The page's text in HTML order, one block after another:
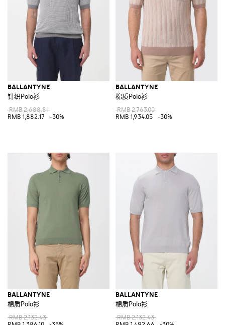
BALLANTYNE
针织Polo衫
RMB 2,688.81
RMB 1,882.17
-30%
BALLANTYNE
棉质Polo衫
RMB 2,763.00
RMB 1,934.05
-30%
BALLANTYNE
棉质Polo衫
RMB 2,132.43
BALLANTYNE
棉质Polo衫
RMB 2,132.43